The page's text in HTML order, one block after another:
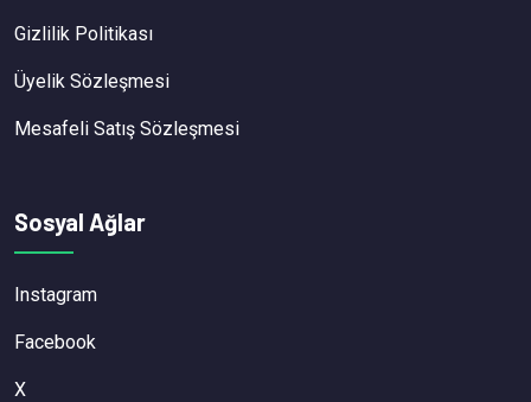
Gizlilik Politikası
Üyelik Sözleşmesi
Mesafeli Satış Sözleşmesi
Sosyal Ağlar
Instagram
Facebook
X